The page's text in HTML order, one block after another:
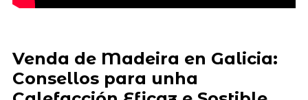
Venda de Madeira en Galicia:
Consellos para unha